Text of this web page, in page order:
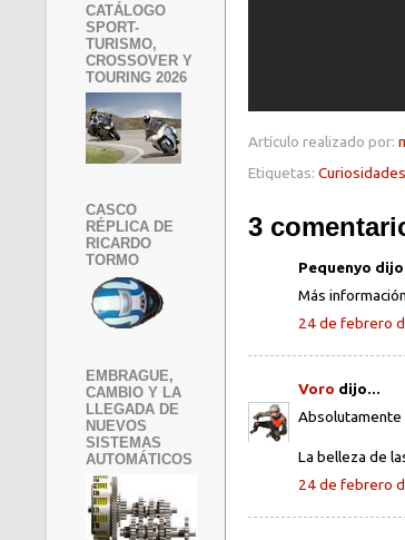
Artículo realizado por:
Etiquetas: Curiosidades
3
Pequenyo
Más
24 de febrero
Voro dijo...
Absolutamente
La belleza de
24 de febrero
CATÁLOGO
SPORT-
TURISMO,
CROSSOVER Y
TOURING 2026
CASCO
RÉPLICA DE
RICARDO
TORMO
EMBRAGUE,
CAMBIO Y LA
LLEGADA DE
NUEVOS
SISTEMAS
AUTOMÁTICOS